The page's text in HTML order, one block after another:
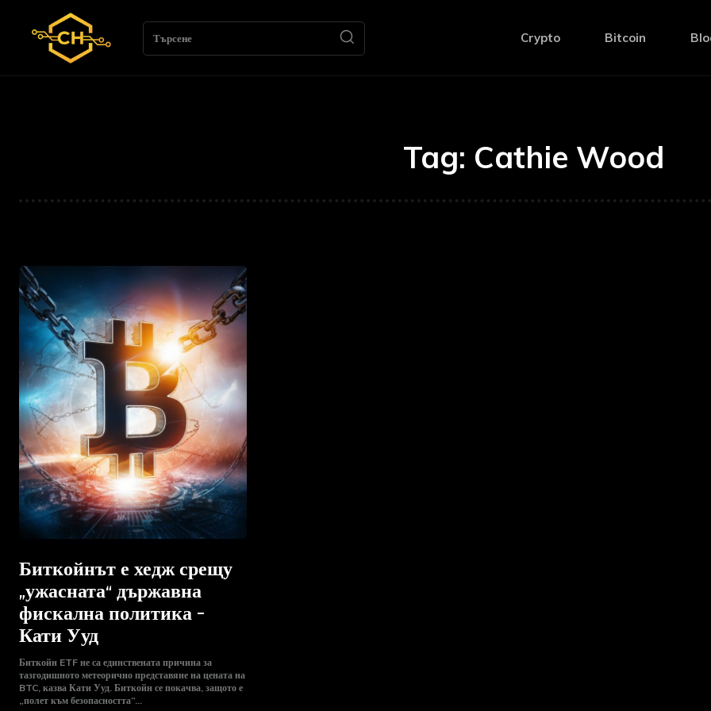
Търсене Crypto Bitcoin
Tag: Cathie Wood
Биткойнът е хедж срещу
„ужасната“ държавна
фискална политика –
Кати Ууд
Биткойн ETF не са единствената причина за
тазгодишното метеорично представяне на цената на
BTC, казва Кати Ууд. Биткойн се покачва, защото е
„полет към безопасността“...